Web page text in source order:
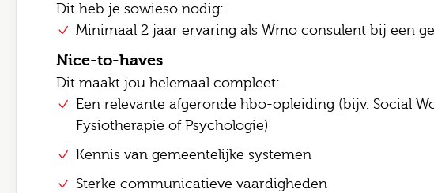
Dit heb je sowieso nodig:
Minimaal 2 jaar ervaring als Wmo consulent bij een
Nice-to-haves
Dit maakt jou helemaal compleet:
Een relevante afgeronde hbo-opleiding (bijv. Social
Fysiotherapie of Psychologie)
Kennis van gemeentelijke systemen
Sterke communicatieve vaardigheden
Verstuur